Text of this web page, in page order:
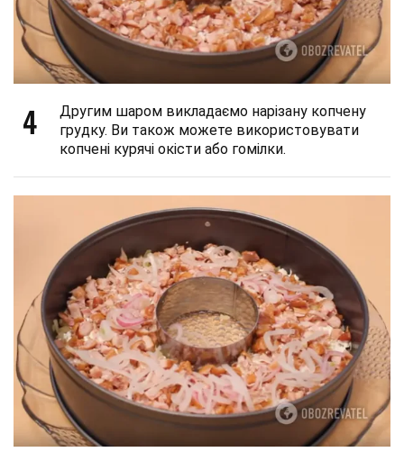
4
Другим шаром викладаємо нарізану копчену
грудку. Ви також можете використовувати
копчені курячі окісти або гомілки.